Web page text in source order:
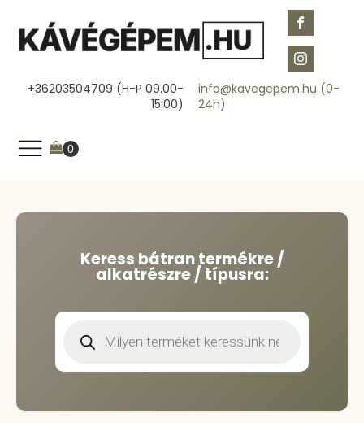
+36203504709 (H-P 09.00-
15:00)
info@kavegepem.hu (0-
24h)
Keress bátran termékre /
alkatrészre / típusra:
Products
search